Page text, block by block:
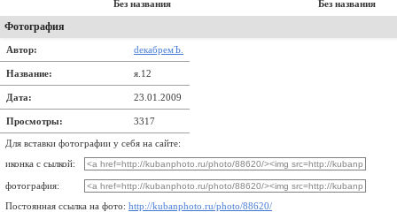
Без названия Без названия
Фотография
Автор: dекабремЪ.
Название: я.12
Дата: 23.01.2009
Просмотры: 3317
Для вставки фотографии у себя на сайте:
иконка с сылкой:
фотография:
Постоянная ссылка на фото: http://kubanphoto.ru/photo/88620/